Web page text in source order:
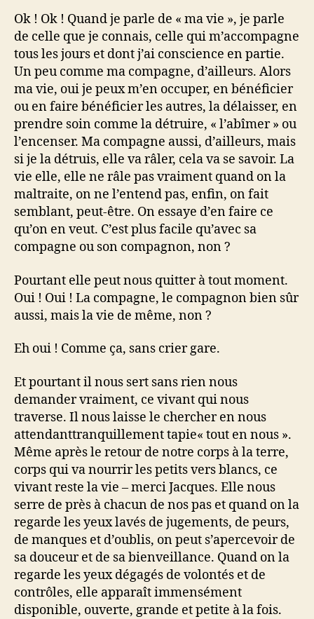
Ok ! Ok ! Quand je parle de « ma vie », je parle
de celle que je connais, celle qui m’accompagne
tous les jours et dont j’ai conscience en partie.
Un peu comme ma compagne, d’ailleurs. Alors
ma vie, oui je peux m’en occuper, en bénéficier
ou en faire bénéficier les autres, la délaisser, en
prendre soin comme la détruire, « l’abîmer » ou
l’encenser. Ma compagne aussi, d’ailleurs, mais
si je la détruis, elle va râler, cela va se savoir. La
vie elle, elle ne râle pas vraiment quand on la
maltraite, on ne l’entend pas, enfin, on fait
semblant, peut-être. On essaye d’en faire ce
qu’on en veut. C’est plus facile qu’avec sa
compagne ou son compagnon, non ?
Pourtant elle peut nous quitter à tout moment.
Oui ! Oui ! La compagne, le compagnon bien sûr
aussi, mais la vie de même, non ?
Eh oui ! Comme ça, sans crier gare.
Et pourtant il nous sert sans rien nous
demander vraiment, ce vivant qui nous
traverse. Il nous laisse le chercher en nous
attendanttranquillement tapie« tout en nous ».
Même après le retour de notre corps à la terre,
corps qui va nourrir les petits vers blancs, ce
vivant reste la vie – merci Jacques. Elle nous
serre de près à chacun de nos pas et quand on la
regarde les yeux lavés de jugements, de peurs,
de manques et d’oublis, on peut s’apercevoir de
sa douceur et de sa bienveillance. Quand on la
regarde les yeux dégagés de volontés et de
contrôles, elle apparaît immensément
disponible, ouverte, grande et petite à la fois.